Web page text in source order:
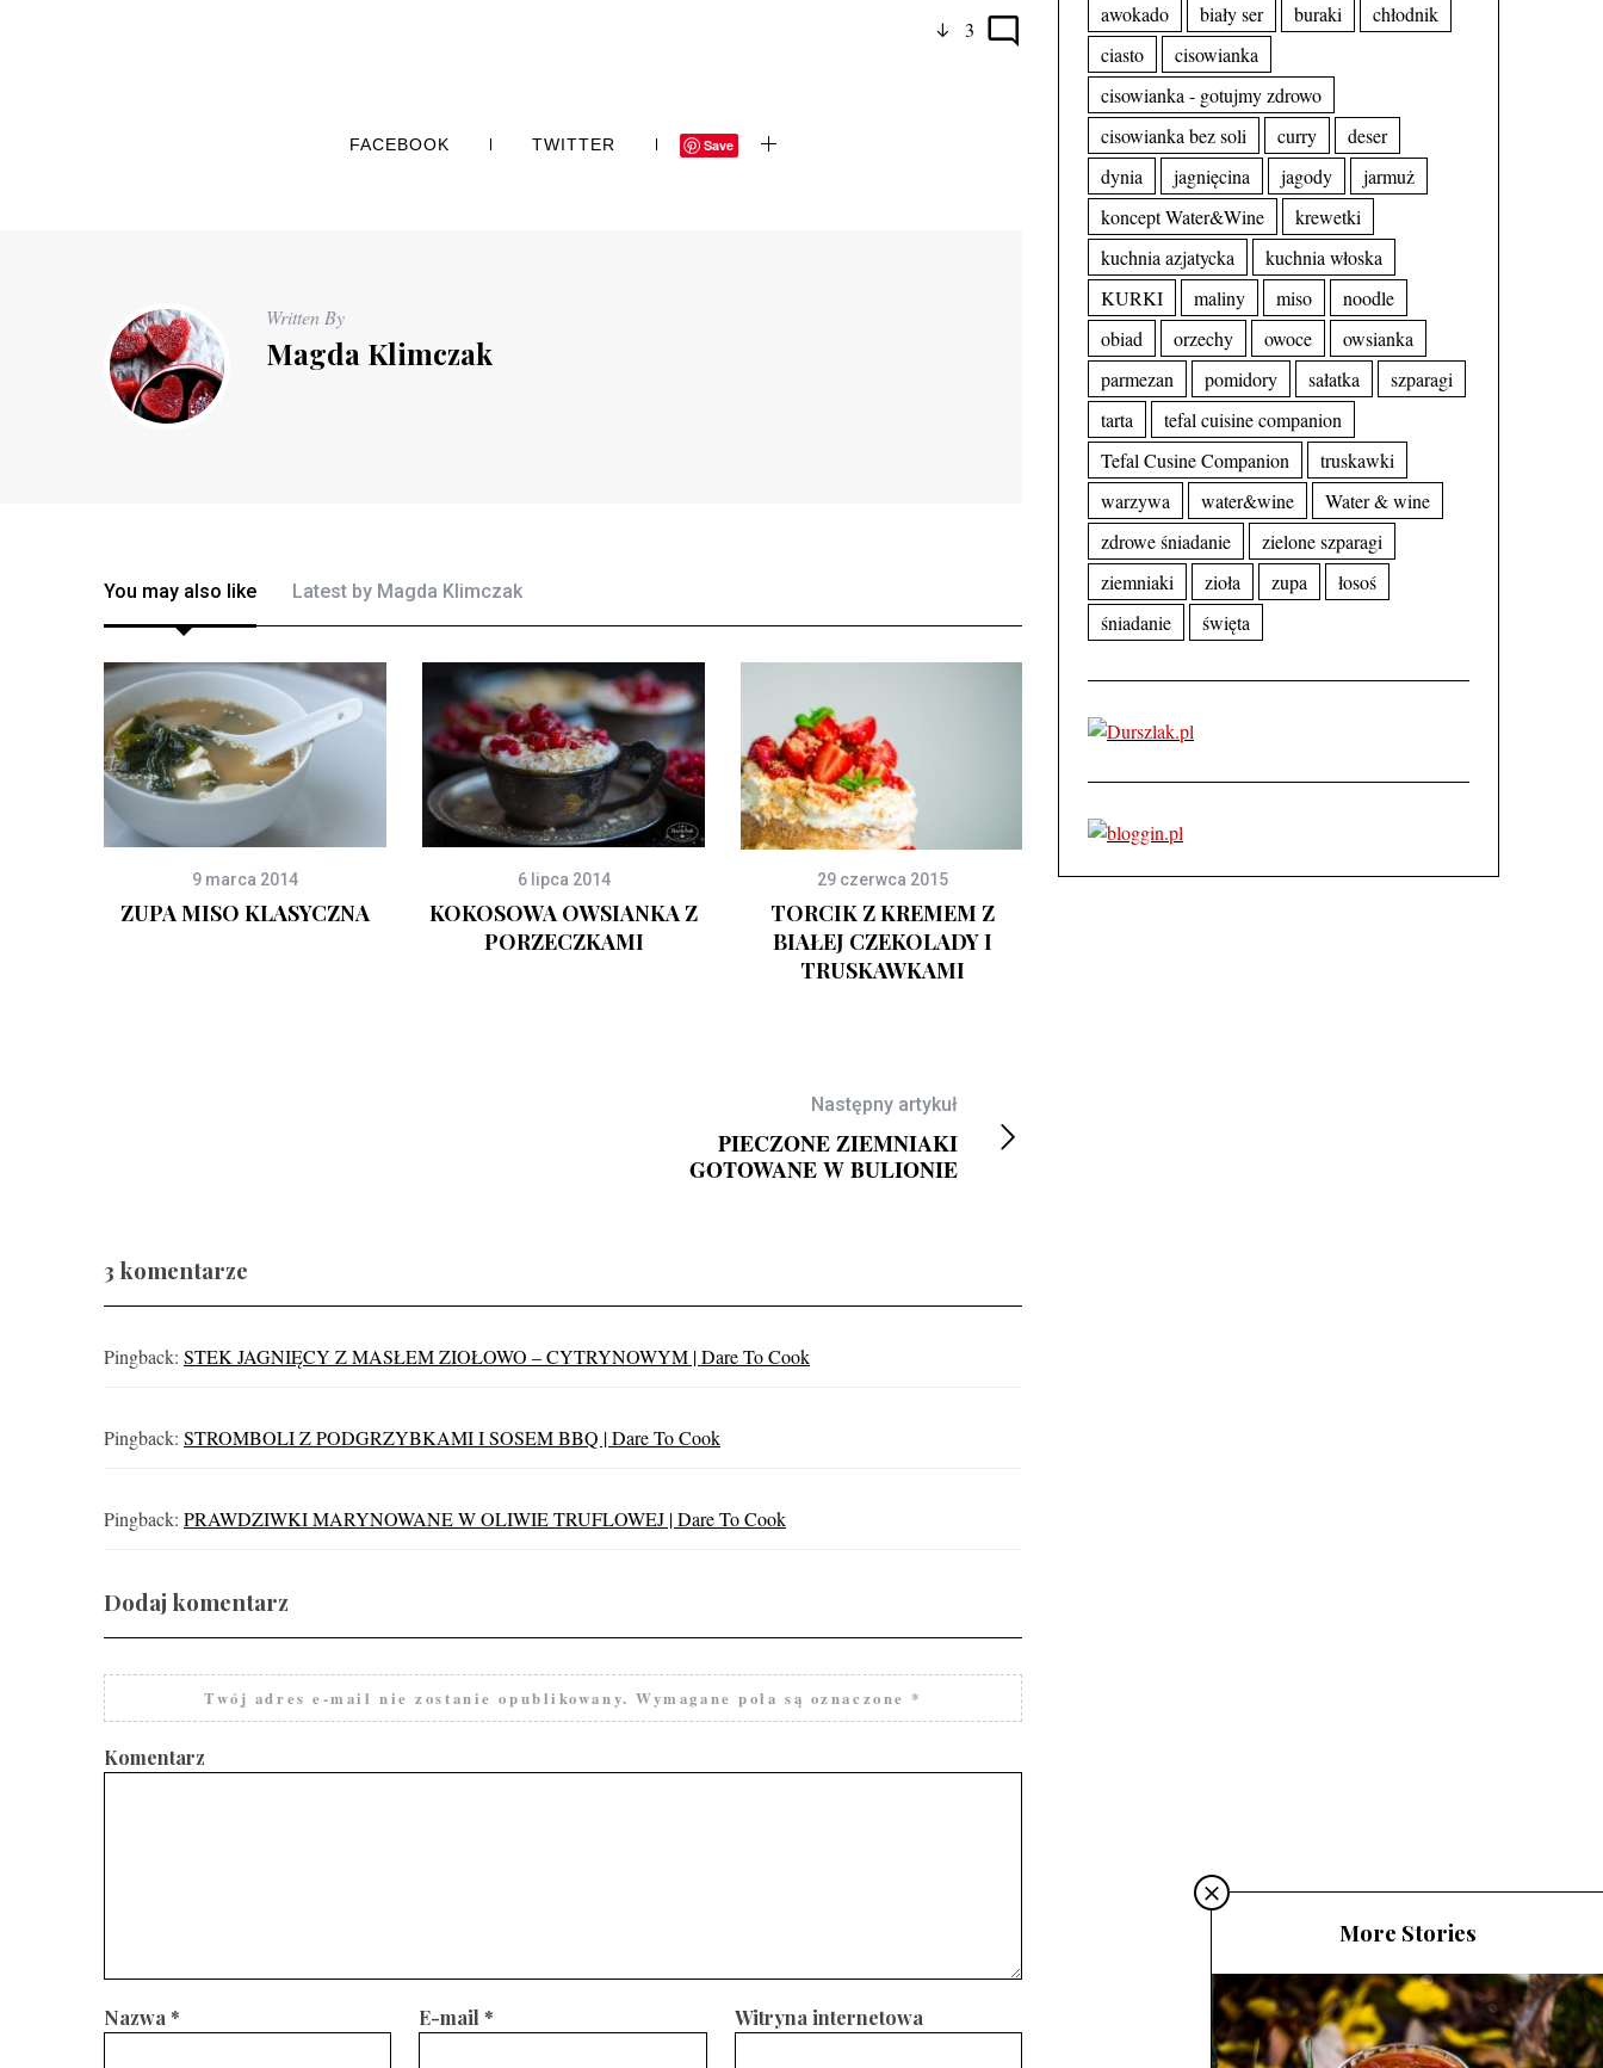
3
FACEBOOK TWITTER Save
Written By
Magda Klimczak
You may also like Latest by Magda Klimczak
9 marca 2014
ZUPA MISO KLASYCZNA
6 lipca 2014
KOKOSOWA OWSIANKA Z
PORZECZKAMI
29 czerwca 2015
TORCIK Z KREMEM Z
BIAŁEJ CZEKOLADY I
TRUSKAWKAMI
Gravlax w ginie
z buraków!
Następny artykuł
PIECZONE ZIEMNIAKI
GOTOWANE W BULIONIE
3 komentarze
Pingback: STEK JAGNIĘCY Z MASŁEM ZIOŁOWO – CYTRYNOWYM | Dare To Cook
Pingback: STROMBOLI Z PODGRZYBKAMI I SOSEM BBQ | Dare To Cook
Pingback: PRAWDZIWKI MARYNOWANE W OLIWIE TRUFLOWEJ | Dare To Cook
Dodaj komentarz
Twój adres e-mail nie zostanie opublikowany. Wymagane pola są oznaczone *
Komentarz
Nazwa * E-mail * Witryna internetowa
awokado biały ser buraki
chłodnik
ciasto
cisowianka
cisowianka - gotujmy zdrowo
cisowianka bez soli
curry
deser
dynia
jagnięcina jagody
jarmuż
koncept Water&Wine
krewetki
kuchnia azjatycka
kuchnia włoska
KURKI
maliny miso
noodle
obiad
orzechy owoce
owsianka
parmezan
pomidory sałatka
szparagi
tarta
tefal cuisine companion
Tefal Cusine Companion
truskawki
warzywa
water&wine
Water & wine
zdrowe śniadanie
zielone szparagi
ziemniaki
zioła zupa
łosoś
śniadanie
święta
More Stories